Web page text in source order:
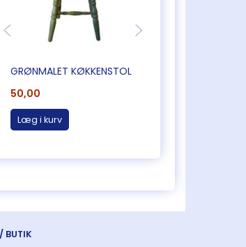
GRØNMALET KØKKENSTOL
50,00
Læg i kurv
BUTIK